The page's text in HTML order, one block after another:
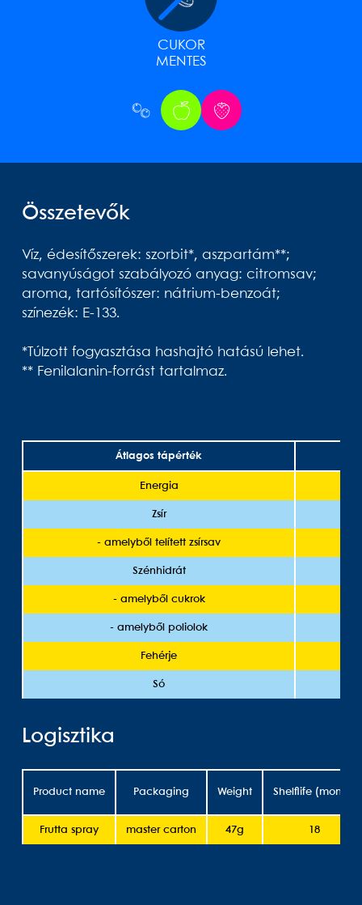
CUKOR
MENTES
Összetevők
Víz, édesítőszerek: szorbit*, aszpartám**;
savanyúságot szabályozó anyag: citromsav;
aroma, tartósítószer: nátrium-benzoát;
színezék: E-133.
*Túlzott fogyasztása hashajtó hatású lehet.
** Fenilalanin-forrást tartalmaz.
Átlagos tápérték
Energia
Zsír
- amelyből telített zsírsav
Szénhidrát
- amelyből cukrok
- amelyből poliolok
Fehérje
Só
Logisztika
Product name Packaging Weight Shelflife (month)
Frutta spray master carton 47g 18